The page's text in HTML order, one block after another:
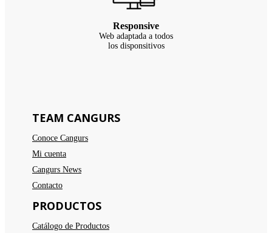
Responsive
Web adaptada a todos
los disponsitivos
TEAM CANGURS
Conoce Cangurs
Mi cuenta
Cangurs News
Contacto
PRODUCTOS
Catálogo de Productos